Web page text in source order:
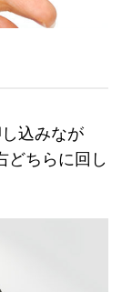
込みなが
どちらに回し